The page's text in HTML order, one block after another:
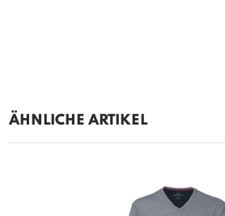
ÄHNLICHE ARTIKEL